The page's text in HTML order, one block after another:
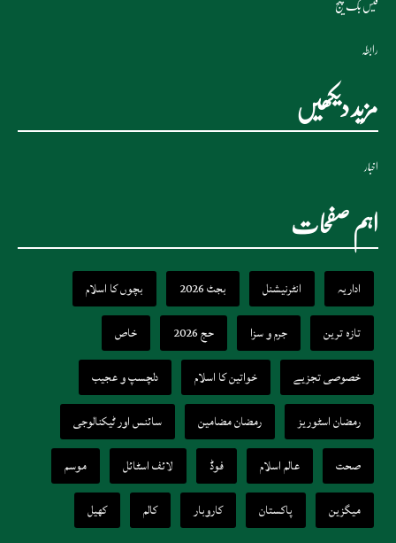
فیس بک پیج
رابطہ
مزید دیکھیں
اخبار
اہم صفحات
اداریہ انٹرنیشنل بجٹ 2026
بچوں کا اسلام
تازہ ترین
جرم و سزا حج 2026
خاص
خصوصی تجزیے
خواتین کا اسلام
دلچسپ و عجیب
رمضان اسٹوریز
رمضان مضامین
سائنس اور ٹیکنالوجی
صحت
عالم اسلام فوڈ لائف اسٹائل
موسم
میگزین
پاکستان کاروبار کالم کھیل